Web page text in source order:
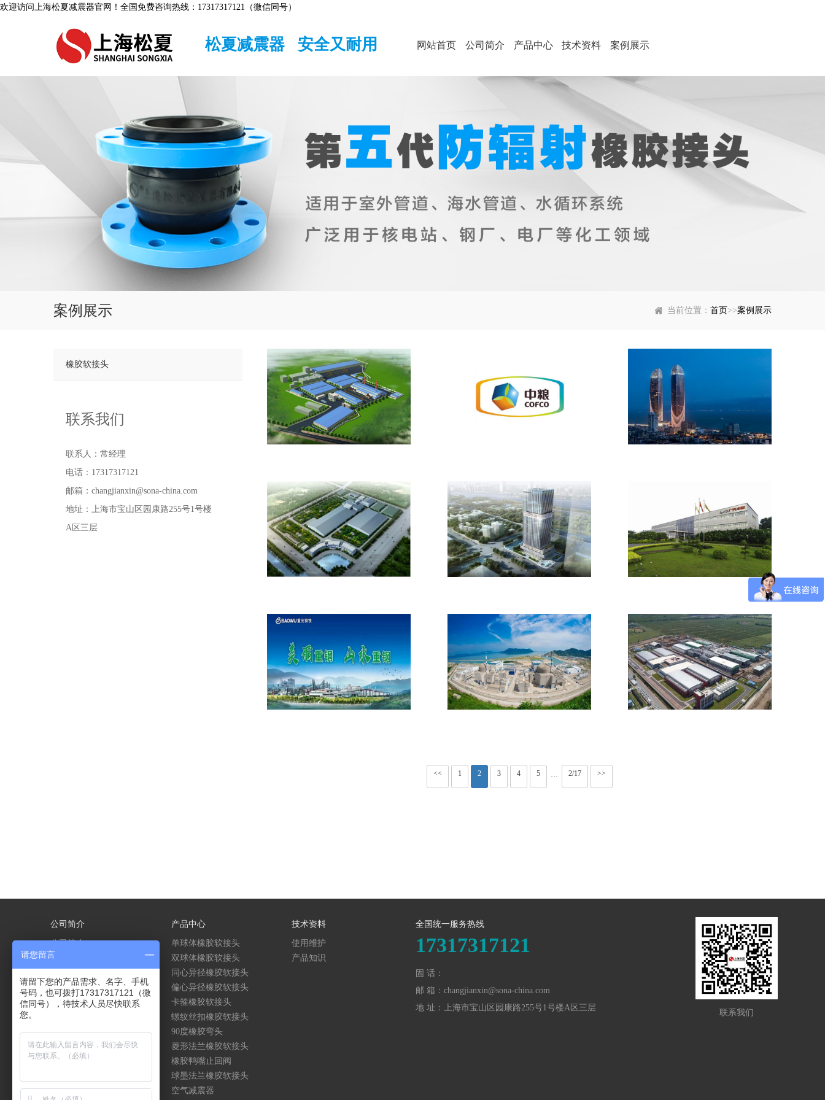
欢迎访问上海松夏减震器官网！全国免费咨询热线：17317317121（微信同号）
松夏减震器 安全又耐用 网站首页 公司简介 产品中心 技术资料 案例展示
案例展示 当前位置： 首页>>案例展示
橡胶软接头
联系我们
联系人：常经理
电话：17317317121
邮箱：changjianxin@sona-china.com
地址：上海市宝山区园康路255号1号楼
A区三层
头合同案例
连接
连接
【广州广汽丰田发动机项目】橡
胶软连接
<< 1 2 3 4 5 ··· 2/17 >>
公司简介
公司简介
企业文化
产品中心
单球体橡胶软接头
双球体橡胶软接头
同心异径橡胶软接头
偏心异径橡胶软接头
卡箍橡胶软接头
螺纹丝扣橡胶软接头
90度橡胶弯头
菱形法兰橡胶软接头
橡胶鸭嘴止回阀
球墨法兰橡胶软接头
空气减震器
技术资料
使用维护
产品知识
全国统一服务热线
17317317121
固 话：
邮 箱：changjianxin@sona-china.com
地 址：上海市宝山区园康路255号1号楼A区三层
联系我们
请您留言
请留下您的产品需求、名字、手机
号码，也可拨打17317317121（微
信同号），待技术人员尽快联系
您。